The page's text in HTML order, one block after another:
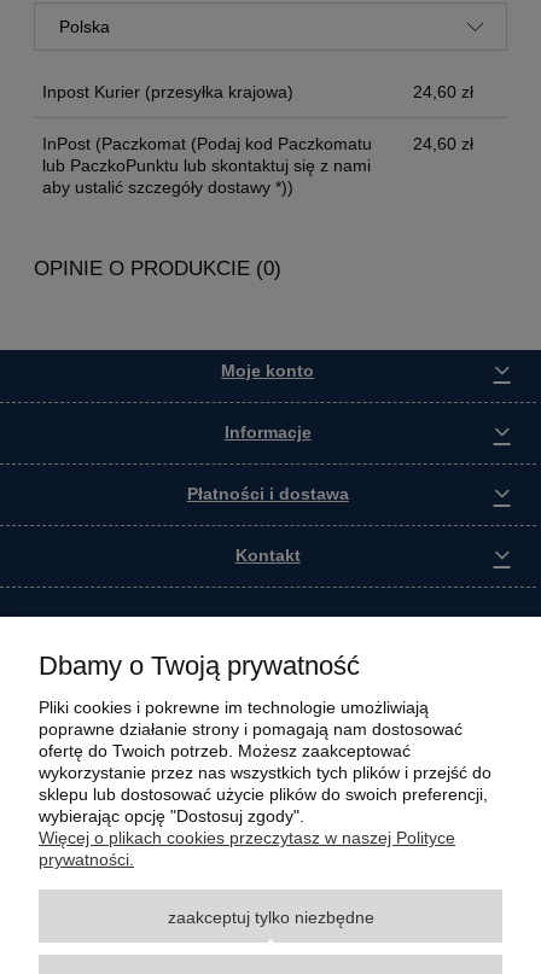
Inpost Kurier (przesyłka krajowa) 24,60 zł
InPost (Paczkomat (Podaj kod Paczkomatu
lub PaczkoPunktu lub skontaktuj się z nami
aby ustalić szczegóły dostawy *))
24,60 zł
OPINIE O PRODUKCIE (0)
Moje konto
Informacje
Płatności i dostawa
Kontakt
Wszystkie materiały graficzne i zdjęciowe zamieszczone na stronie internetowej polmasz.pl
są prawnie chronione i stanowią własność intelektualną polmasz.pl. Jakiekolwiek
z zastrzeżeniem korzystania o charakterze niekomercyjnym dla użytku osobistego, ze
wskazaniem źródła. Nazwy Carraro, Case, Cat, Caterpillar, Dana Spicer, Doosan, Komatsu,
Dbamy o Twoją prywatność
Pliki cookies i pokrewne im technologie umożliwiają
poprawne działanie strony i pomagają nam dostosować
ofertę do Twoich potrzeb. Możesz zaakceptować
wykorzystanie przez nas wszystkich tych plików i przejść do
sklepu lub dostosować użycie plików do swoich preferencji,
wybierając opcję "Dostosuj zgody".
Więcej o plikach cookies przeczytasz w naszej Polityce
prywatności.
zaakceptuj tylko niezbędne